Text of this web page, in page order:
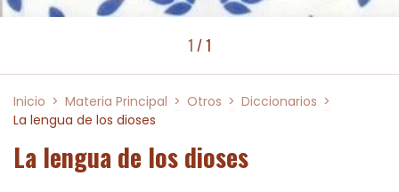
1 /1
Inicio > Materia Principal > Otros > Diccionarios >
La lengua de los dioses
La lengua de los dioses